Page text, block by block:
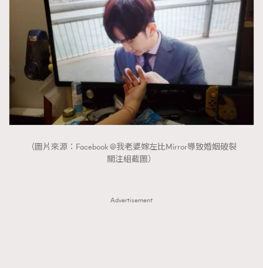
（圖片來源：Facebook @我老婆嫁左比Mirror導致婚姻破裂
關注組截圖）
Advertisement